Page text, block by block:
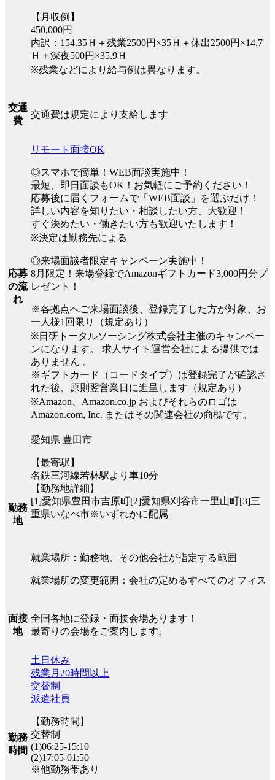
【月収例】
450,000円
内訳：154.35Ｈ＋残業2500円×35Ｈ＋休出2500円×14.7
Ｈ＋深夜500円×35.9Ｈ
※残業などにより給与例は異なります。
交通
費
交通費は規定により支給します
応募
の流
れ
リモート面接OK
◎スマホで簡単！WEB面談実施中！
最短、即日面談もOK！お気軽にご予約ください！
応募後に届くフォームで「WEB面談」を選ぶだけ！
詳しい内容を知りたい・相談したい方、大歓迎！
すぐ決めたい・働きたい方も歓迎いたします！
※決定は勤務先による
◎来場面談者限定キャンペーン実施中！
8月限定！来場登録でAmazonギフトカード3,000円分プ
レゼント！
※各拠点へご来場面談後、登録完了した方が対象、お
一人様1回限り（規定あり）
※日研トータルソーシング株式会社主催のキャンペー
ンになります。 求人サイト運営会社による提供では
ありません 。
※ギフトカード（コードタイプ）は登録完了が確認さ
れた後、原則翌営業日に進呈します（規定あり）
※Amazon、Amazon.co.jp およびそれらのロゴは
Amazon.com, Inc. またはその関連会社の商標です。
勤務
地
愛知県 豊田市
【最寄駅】
名鉄三河線若林駅より車10分
【勤務地詳細】
[1]愛知県豊田市吉原町[2]愛知県刈谷市一里山町[3]三
重県いなべ市※いずれかに配属
就業場所：勤務地、その他会社が指定する範囲
就業場所の変更範囲：会社の定めるすべてのオフィス
面接
地
全国各地に登録・面接会場あります！
最寄りの会場をご案内します。
勤務
時間
土日休み
残業月20時間以上
交替制
派遣社員
【勤務時間】
交替制
(1)06:25-15:10
(2)17:05-01:50
※他勤務帯あり